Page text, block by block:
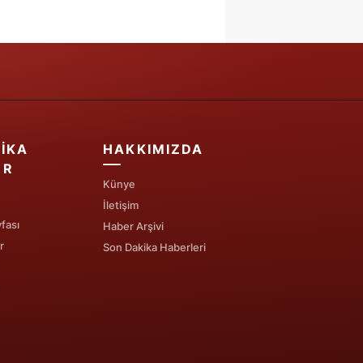
HAKKIMIZDA
Künye
İletişim
Haber Arşivi
Son Dakika Haberleri